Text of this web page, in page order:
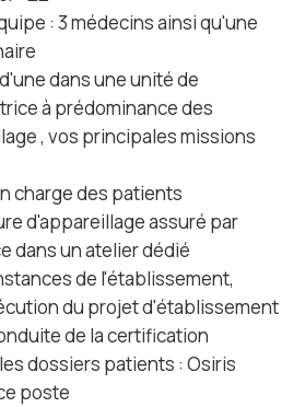
: 3 médecins ainsi qu'une
dans une unité de
à prédominance des
, vos principales missions
charge des patients
d'appareillage assuré par
dans un atelier dédié
de l'établissement,
du projet d'établissement
de la certification
dossiers patients : Osiris
poste